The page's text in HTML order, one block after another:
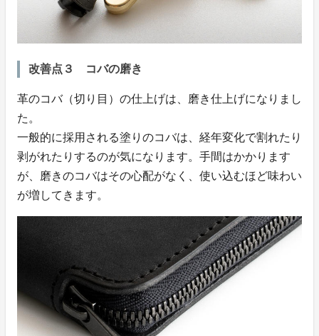
改善点３ コバの磨き
革のコバ（切り目）の仕上げは、磨き仕上げになりまし
た。
一般的に採用される塗りのコバは、経年変化で割れたり
剥がれたりするのが気になります。手間はかかります
が、磨きのコバはその心配がなく、使い込むほど味わい
が増してきます。